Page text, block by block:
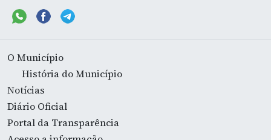
O Município
História do Município
Notícias
Diário Oficial
Portal da Transparência